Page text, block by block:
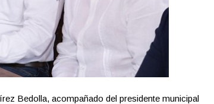
Bedolla, acompañado del presidente municipal